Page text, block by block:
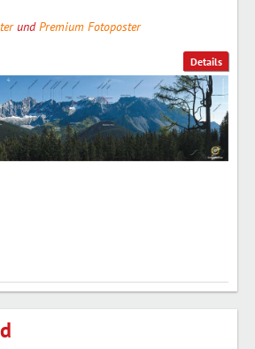
Details
undPremium Fotoposter